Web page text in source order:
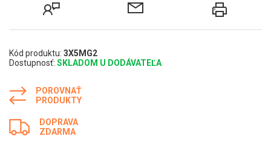
Kód produktu: 3X5MG2
Dostupnosť: SKLADOM U DODÁVATEĽA
POROVNAŤ
PRODUKTY
DOPRAVA
ZDARMA